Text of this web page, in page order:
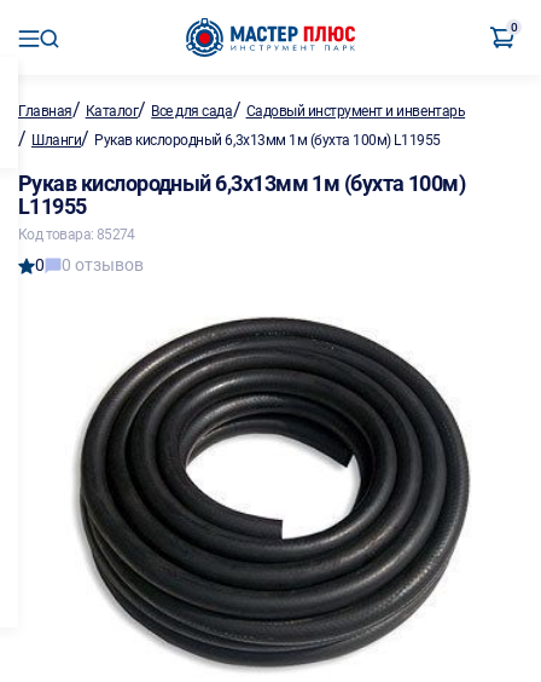
0
Главная/ Каталог/ Все для сада/ Садовый инструмент и инвентарь
/ Шланги/ Рукав кислородный 6,3х13мм 1м (бухта 100м) L11955
Рукав кислородный 6,3х13мм 1м (бухта 100м)
L11955
Код товара: 85274
0 0 отзывов